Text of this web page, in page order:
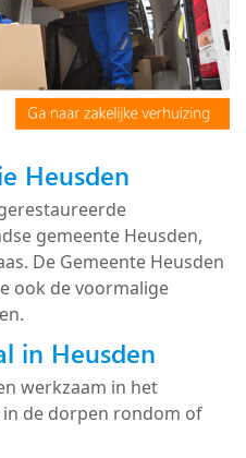
Heusden
gemeente Heusden,
De Gemeente Heusden
ook de voormalige
in Heusden
werkzaam in het
de dorpen rondom of